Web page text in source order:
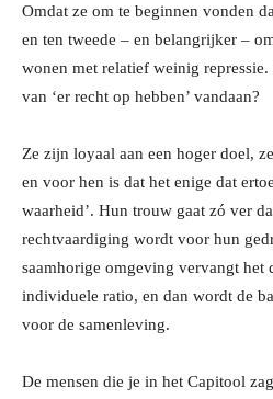
Omdat ze om te beginnen vonden
en ten tweede – en belangrijker –
wonen met relatief weinig
van ‘er recht op hebben’ vandaan?
Ze zijn loyaal aan een hoger doel,
en voor hen is dat het enige dat
waarheid’. Hun trouw gaat zó ver
rechtvaardiging wordt voor hun
saamhorige omgeving vervangt het
individuele ratio, en dan wordt de
voor de samenleving.
De mensen die je in het Capitool